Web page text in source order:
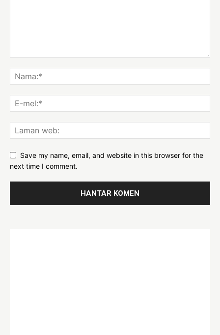
Save my name, email, and website in this browser for the
next time I comment.